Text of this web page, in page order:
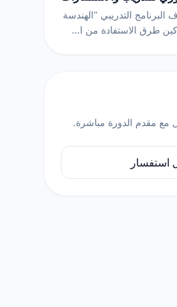
البرنامج التدريبي "الهندسة
طرق الاستفادة من ا...
مقدم الدورة مباشرة.
استفسار